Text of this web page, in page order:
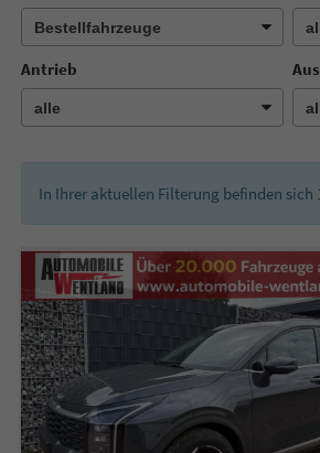
Antrieb
In Ihrer aktuellen Filterung befinden sich